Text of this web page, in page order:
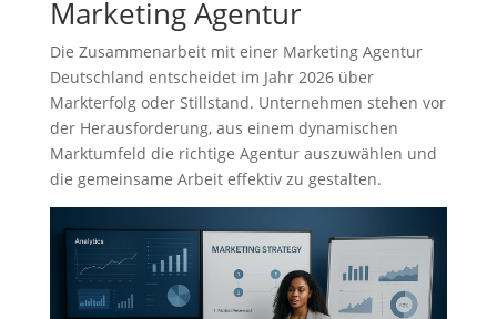
Marketing Agentur
Die Zusammenarbeit mit einer Marketing Agentur
Deutschland entscheidet im Jahr 2026 über
Markterfolg oder Stillstand. Unternehmen stehen vor
der Herausforderung, aus einem dynamischen
Marktumfeld die richtige Agentur auszuwählen und
die gemeinsame Arbeit effektiv zu gestalten.